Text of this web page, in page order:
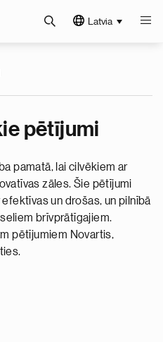
Latvia
pētījumi
pamatā, lai cilvēkiem ar
zāles. Šie pētījumi
un drošas, un pilnībā
brīvprātīgajiem.
pētījumiem Novartis,